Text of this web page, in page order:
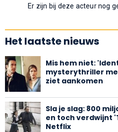
Er zijn bij deze acteur nog
Het laatste nieuws
Mis hem niet:
mysterythriller
ziet aankomen
Sla je slag: 800
en toch verdwijnt
Netflix